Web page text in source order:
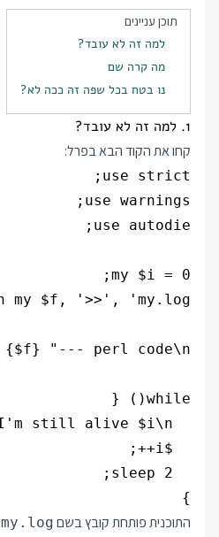
תוכן עניינים
למה זה לא עובד?
מה קרה שם
נו בטח בכל שפה זה ככה לא?
1. למה זה לא עובד?
קחו את הקוד הבא בפרל:
}
התוכנית פותחת קובץ בשם my.log